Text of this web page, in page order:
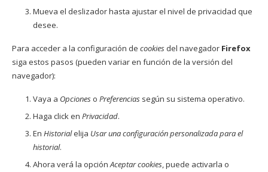
Mueva el deslizador hasta ajustar el nivel de privacidad que
desee.
Para acceder a la configuración de cookies del navegador Firefox
siga estos pasos (pueden variar en función de la versión del
navegador):
Vaya a Opciones o Preferencias según su sistema operativo.
Haga click en Privacidad.
En Historialelija Usar una configuración personalizada para el
historial.
Ahora verá la opciónAceptar cookies, puede activarla o